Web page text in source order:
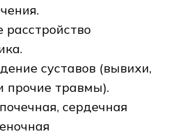
расстройство
суставов (вывихи,
прочие травмы).
сердечная